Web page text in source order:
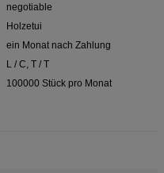
negotiable
Holzetui
ein Monat nach Zahlung
L / C, T / T
100000 Stück pro Monat